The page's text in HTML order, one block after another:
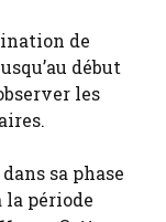
de
début
les
sa phase
la période